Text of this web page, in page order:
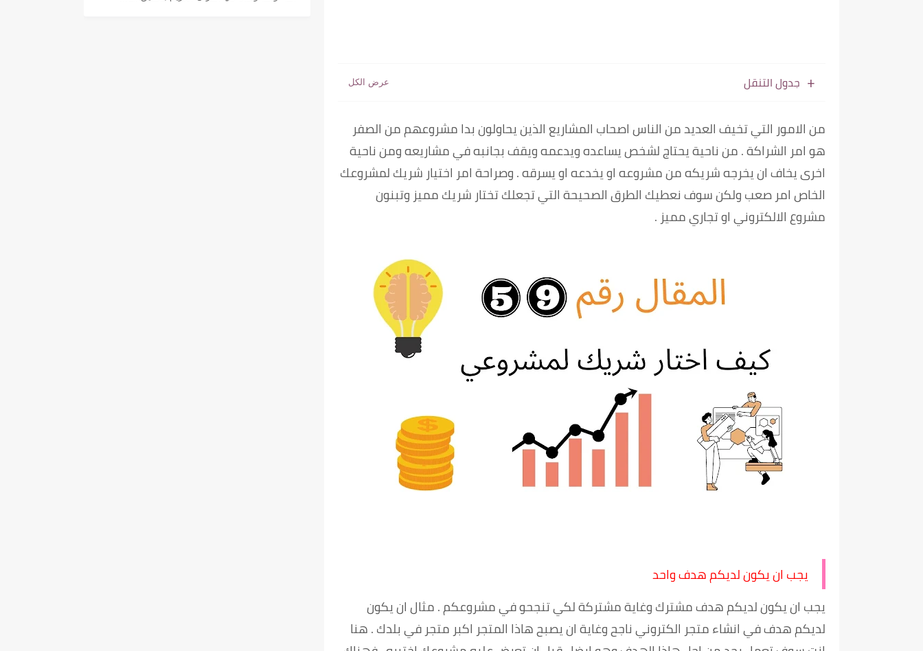
جدول التنقل
من الامور التي تخيف العديد من الناس اصحاب المشاريع الذين يحاولون بدا مشروعهم من الصفر
هو امر الشراكة . من ناحية يحتاج لشخص يساعده ويدعمه ويقف بجانبه في مشاريعه ومن ناحية
اخرى يخاف ان يخرجه شريكه من مشروعه او يخدعه او يسرقه . وصراحة امر اختيار شريك لمشروعك
الخاص امر صعب ولكن سوف نعطيك الطرق الصحيحة التي تجعلك تختار شريك مميز وتبنون
مشروع الالكتروني او تجاري مميز .
يجب ان يكون لديكم هدف واحد
يجب ان يكون لديكم هدف مشترك وغاية مشتركة لكي تنجحو في مشروعكم . مثال ان يكون
لديكم هدف في انشاء متجر الكتروني ناجح وغاية ان يصبح هاذا المتجر اكبر متجر في بلدك . هنا